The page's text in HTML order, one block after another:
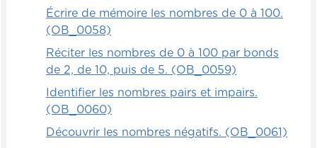
Écrire de mémoire les nombres de 0 à 100.
(OB_0058)
Réciter les nombres de 0 à 100 par bonds
de 2, de 10, puis de 5. (OB_0059)
Identifier les nombres pairs et impairs.
(OB_0060)
Découvrir les nombres négatifs. (OB_0061)